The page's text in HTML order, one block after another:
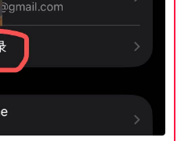
SIGCOMM15 DCQCN
SIGCOMM15 TIMELY
SIGCOMM19 HPCC